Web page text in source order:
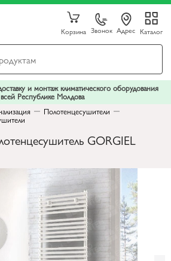
Корзина Звонок Адрес Каталог
и монтаж климатического оборудования
Республике Молдова
Полотенцесушители
GORGIEL